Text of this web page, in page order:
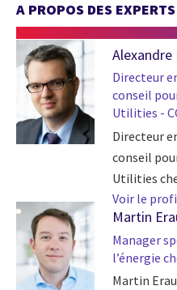
A PROPOS DES EXPERTS
Alexandre
Directeur
conseil
Utilities -
Directeur
conseil
Utilities
Voir le
Martin
Manager
l’énergie
Martin